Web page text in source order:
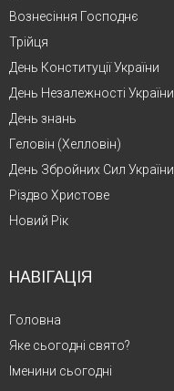
Вознесіння Господнє
Трійця
День Конституції України
День Незалежності України
День знань
Геловін (Хелловін)
День Збройних Сил України
Різдво Христове
Новий Рік
НАВІГАЦІЯ
Головна
Яке сьогодні свято?
Іменини сьогодні